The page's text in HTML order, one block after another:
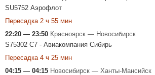
SU5752 Аэрофлот
Пересадка 2 ч 55 мин
22:20 — 23:50 Красноярск — Новосибирск
S75302 С7 - Авиакомпания Сибирь
Пересадка 4 ч 25 мин
04:15 — 04:15 Новосибирск — Ханты-Мансийск